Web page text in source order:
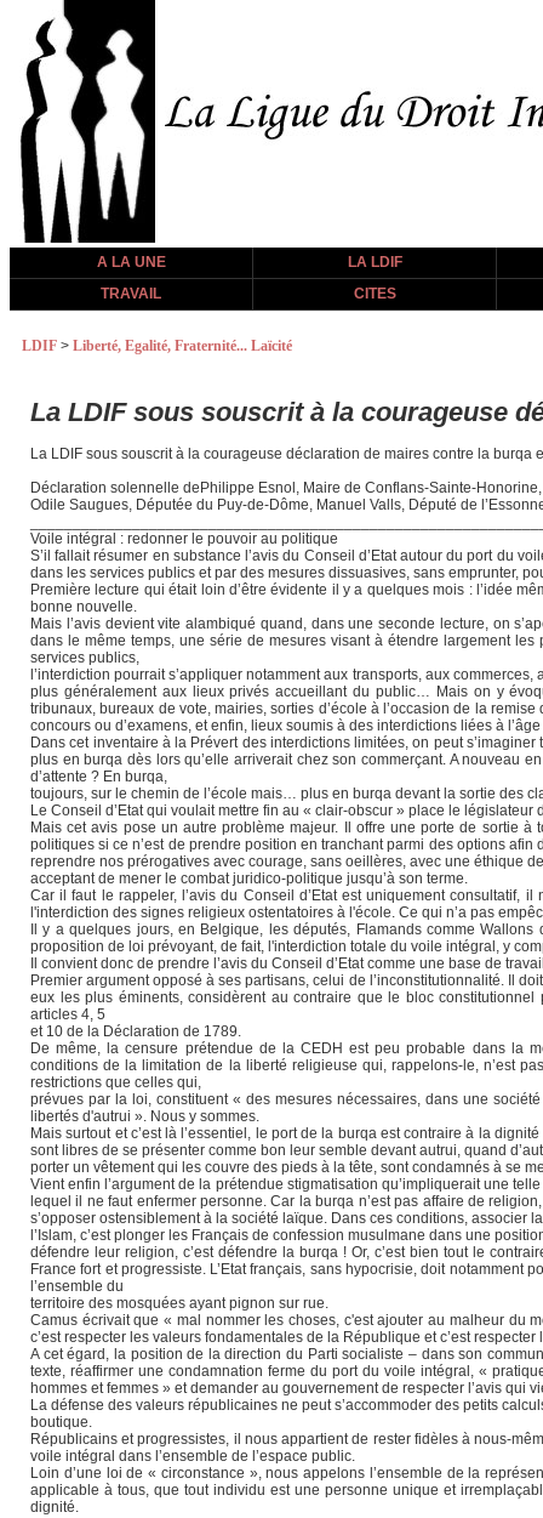
A LA UNE
LA LDIF
TRAVAIL
CITES
LDIF > Liberté, Egalité, Fraternité... Laïcité
La LDIF sous souscrit à la courageuse
La LDIF sous souscrit à la courageuse déclaration de maires contre la burqa
Déclaration solennelle dePhilippe Esnol, Maire de Conflans-Sainte-
Odile Saugues, Députée du Puy-de-Dôme, Manuel Valls, Député de
Voile intégral : redonner le pouvoir au politique
S’il fallait résumer en substance l’avis du Conseil d’Etat autour du port du
dans les services publics et par des mesures dissuasives, sans emprunter,
Première lecture qui était loin d’être évidente il y a quelques mois : l’idée
bonne nouvelle.
Mais l’avis devient vite alambiqué quand, dans une seconde lecture, on
dans le même temps, une série de mesures visant à étendre largement
services publics,
l’interdiction pourrait s’appliquer notamment aux transports, aux
plus généralement aux lieux privés accueillant du public… Mais on y
tribunaux, bureaux de vote, mairies, sorties d’école à l’occasion de la
concours ou d’examens, et enfin, lieux soumis à des interdictions liées à
Dans cet inventaire à la Prévert des interdictions limitées, on peut
plus en burqa dès lors qu’elle arriverait chez son commerçant. A nouveau
d’attente ? En burqa,
toujours, sur le chemin de l’école mais… plus en burqa devant la sortie des
Le Conseil d’Etat qui voulait mettre fin au « clair-obscur » place le
Mais cet avis pose un autre problème majeur. Il offre une porte de sortie
politiques si ce n’est de prendre position en tranchant parmi des options afin
reprendre nos prérogatives avec courage, sans oeillères, avec une éthique
acceptant de mener le combat juridico-politique jusqu’à son terme.
Car il faut le rappeler, l’avis du Conseil d’Etat est uniquement consultatif,
l'interdiction des signes religieux ostentatoires à l'école. Ce qui n’a pas
Il y a quelques jours, en Belgique, les députés, Flamands comme
proposition de loi prévoyant, de fait, l'interdiction totale du voile intégral, y
Il convient donc de prendre l’avis du Conseil d’Etat comme une base de
Premier argument opposé à ses partisans, celui de l’inconstitutionnalité. Il
eux les plus éminents, considèrent au contraire que le bloc
articles 4, 5
et 10 de la Déclaration de 1789.
De même, la censure prétendue de la CEDH est peu probable dans la
conditions de la limitation de la liberté religieuse qui, rappelons-le, n’est
restrictions que celles qui,
prévues par la loi, constituent « des mesures nécessaires, dans une
libertés d'autrui ». Nous y sommes.
Mais surtout et c’est là l’essentiel, le port de la burqa est contraire à la
sont libres de se présenter comme bon leur semble devant autrui, quand
porter un vêtement qui les couvre des pieds à la tête, sont condamnés à se
Vient enfin l’argument de la prétendue stigmatisation qu’impliquerait une
lequel il ne faut enfermer personne. Car la burqa n’est pas affaire de
s’opposer ostensiblement à la société laïque. Dans ces conditions, associer
l’Islam, c’est plonger les Français de confession musulmane dans une
défendre leur religion, c’est défendre la burqa ! Or, c’est bien tout le
France fort et progressiste. L’Etat français, sans hypocrisie, doit
l’ensemble du
territoire des mosquées ayant pignon sur rue.
Camus écrivait que « mal nommer les choses, c'est ajouter au malheur du
c’est respecter les valeurs fondamentales de la République et c’est respecter
A cet égard, la position de la direction du Parti socialiste – dans son
texte, réaffirmer une condamnation ferme du port du voile intégral, «
hommes et femmes » et demander au gouvernement de respecter l’avis qui
La défense des valeurs républicaines ne peut s’accommoder des petits
boutique.
Républicains et progressistes, il nous appartient de rester fidèles à nous-
voile intégral dans l’ensemble de l’espace public.
Loin d’une loi de « circonstance », nous appelons l’ensemble de la
applicable à tous, que tout individu est une personne unique et
dignité.